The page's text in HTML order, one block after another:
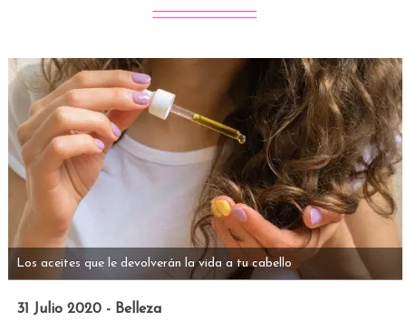
Los aceites que le devolverán la vida a tu cabello
31 Julio 2020 - Belleza